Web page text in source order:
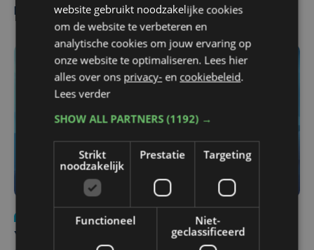
Pieters Brugge
do 6 augustus | 21:30
Yaro (19), slachtoffer van vechtpartij, is na
website gebruikt noodzakelijke cookies
om de website te verbeteren en
analytische cookies om jouw ervaring op
onze website te optimaliseren. Lees hier
alles over ons privacy- en cookiebeleid.
Lees verder
SHOW ALL PARTNERS(1192) →
Strikt
noodzakelijk
Prestatie Targeting
Functioneel
Niet-
geclassificeerd